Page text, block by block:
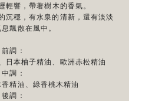
輕響，帶著樹木的香氣。
沉穩，有水泉的清新，還有淡淡
飄散在風中。
前調：
日本柚子精油、歐洲赤松精油
中調：
精油、綠香桃木精油
後調：